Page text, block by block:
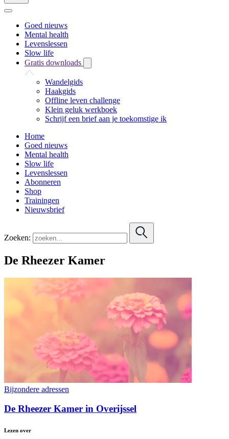
Goed nieuws
Mental health
Levenslessen
Slow life
Gratis downloads
Wandelgids
Haakgids
Offline leven challenge
Klein geluk werkboek
Schrijf een brief aan je toekomstige ik
Home
Goed nieuws
Mental health
Slow life
Levenslessen
Abonneren
Shop
Trainingen
Nieuwsbrief
Zoeken:
De Rheezer Kamer
Bijzondere adressen
De Rheezer Kamer in Overijssel
Lezen over